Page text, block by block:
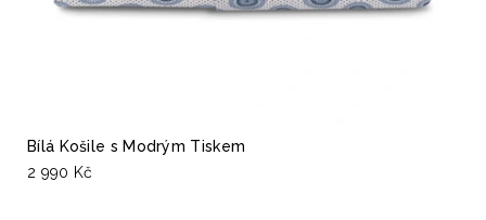
Bílá Košile s Modrým Tiskem
2 990 Kč